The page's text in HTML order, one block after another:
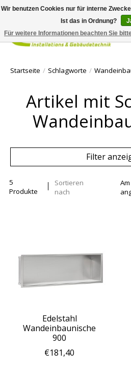
Startseite / Schlagworte /
Artikel mit
Filter
5
Produkte
Sortieren
nach
Edelstahl
Wandeinbaunische
900
€181,40
Wir benutzen Cookies nur für interne
Ist das in Ordnung?
Für weitere Informationen beachten Sie